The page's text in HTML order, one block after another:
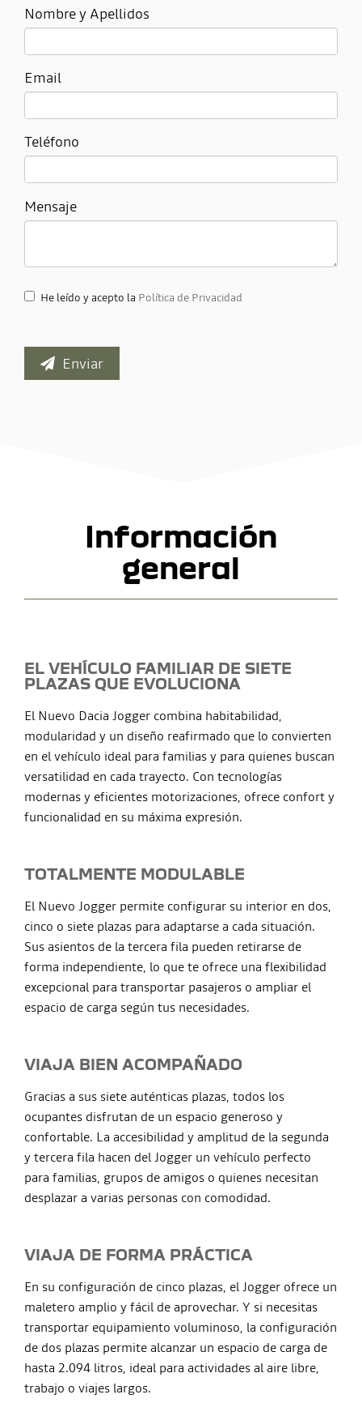
Nombre y Apellidos
Email
Teléfono
Mensaje
He leído y acepto la Política de Privacidad
Enviar
Información
general
EL VEHÍCULO FAMILIAR DE SIETE
PLAZAS QUE EVOLUCIONA
El Nuevo Dacia Jogger combina habitabilidad,
modularidad y un diseño reafirmado que lo convierten
en el vehículo ideal para familias y para quienes buscan
versatilidad en cada trayecto. Con tecnologías
modernas y eficientes motorizaciones, ofrece confort y
funcionalidad en su máxima expresión.
TOTALMENTE MODULABLE
El Nuevo Jogger permite configurar su interior en dos,
cinco o siete plazas para adaptarse a cada situación.
Sus asientos de la tercera fila pueden retirarse de
forma independiente, lo que te ofrece una flexibilidad
excepcional para transportar pasajeros o ampliar el
espacio de carga según tus necesidades.
VIAJA BIEN ACOMPAÑADO
Gracias a sus siete auténticas plazas, todos los
ocupantes disfrutan de un espacio generoso y
confortable. La accesibilidad y amplitud de la segunda
y tercera fila hacen del Jogger un vehículo perfecto
para familias, grupos de amigos o quienes necesitan
desplazar a varias personas con comodidad.
VIAJA DE FORMA PRÁCTICA
En su configuración de cinco plazas, el Jogger ofrece un
maletero amplio y fácil de aprovechar. Y si necesitas
transportar equipamiento voluminoso, la configuración
de dos plazas permite alcanzar un espacio de carga de
hasta 2.094 litros, ideal para actividades al aire libre,
trabajo o viajes largos.